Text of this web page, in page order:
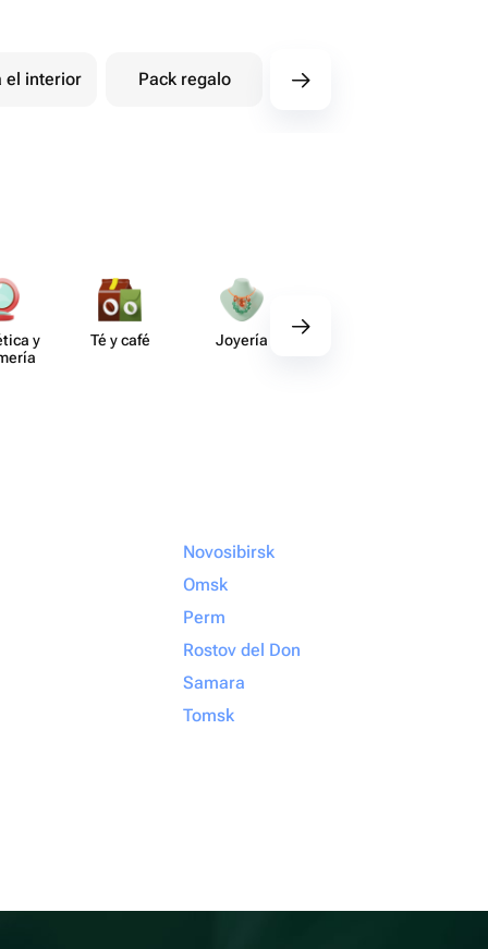
el interior Pack regalo Flores de jabón
y
Té y café Joyería
Novosibirsk
Omsk
Perm
Rostov del Don
Samara
Tomsk